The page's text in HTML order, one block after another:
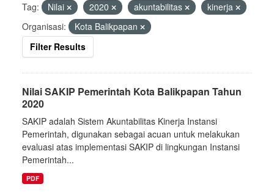
Tag: Nilai 2020 akuntabilitas
kinerja
Organisasi:
Kota Balikpapan
Filter Results
Nilai SAKIP Pemerintah Kota Balikpapan Tahun
2020
SAKIP adalah Sistem Akuntabilitas Kinerja Instansi
Pemerintah, digunakan sebagai acuan untuk melakukan
evaluasi atas implementasi SAKIP di lingkungan Instansi
Pemerintah...
PDF